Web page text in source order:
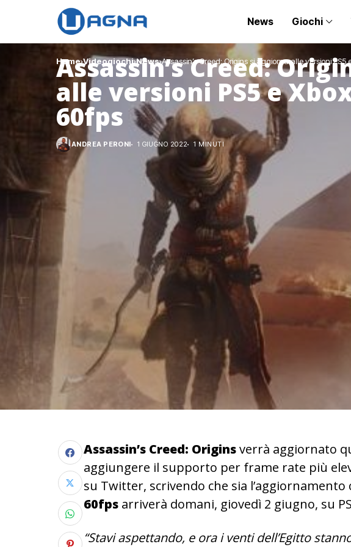
News Giochi
Home Videogiochi News Assassin’s Creed: Origins si aggiorna alle versioni PS5
Assassin’s Creed:
alle versioni PS5 e
60fps
ANDREA PERONI 1 GIUGNO 2022 1 MINUTI
Assassin’s Creed: Originsverrà aggiornato
aggiungere il supporto per frame rate più
su Twitter, scrivendo che sia l’aggiornamento
60fps arriverà domani, giovedì 2 giugno, su
“Stavi aspettando, e ora i venti dell’Egitto